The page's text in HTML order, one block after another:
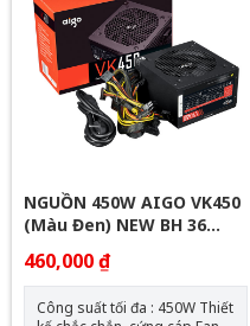
CPU Intel& AMD BOX( kèm
cable 1.2m- tiêu chuẩn Châu
Âu) ATA Connector: 02 SATA
Connector: 03 PCI-E
Connector( 6+2 pins): 02
NGUỒN 450W AIGO VK450
(Màu Đen) NEW BH 36
460,000 ₫
Công suất tối đa : 450W Thiết